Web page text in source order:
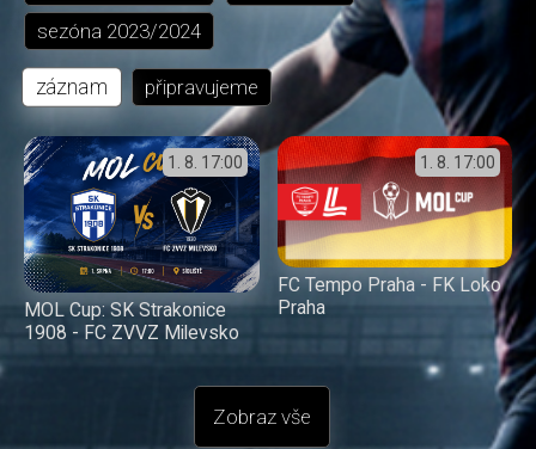
sezóna 2023/2024
záznam připravujeme
1. 8. 17:00
MOL Cup: SK Strakonice
1908 - FC ZVVZ Milevsko
1. 8. 17:00
FC Tempo Praha - FK Loko
Praha
Zobraz vše